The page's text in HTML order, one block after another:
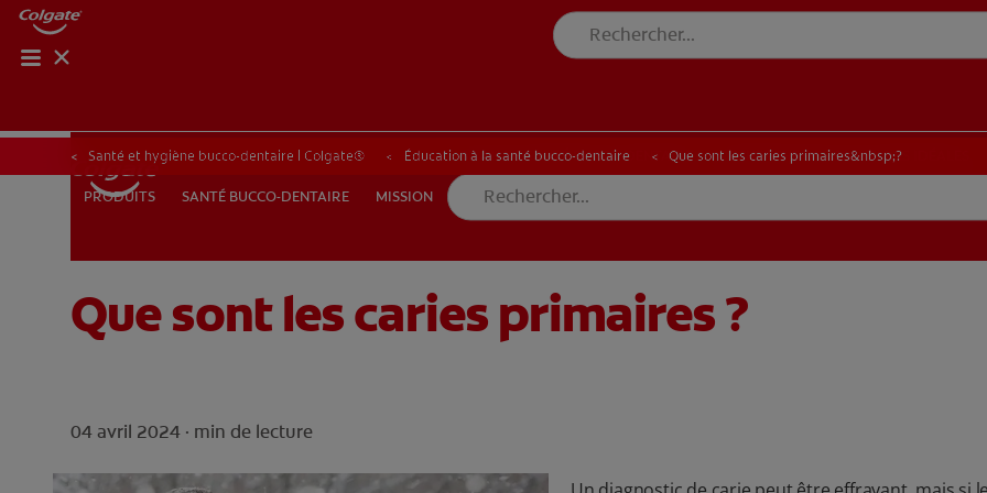
PRODUITS SANTÉ BUCCO-DENTAIRE
BE (FR)
PRODUITS SANTÉ BUCCO-DENTAIRE MISSION
BILAN DE SANTÉ BUCCO-DENTAIRE RECHERCHE DES SOLUTIONS IDÉALES
Santé et hygiène bucco-dentaire | Colgate® Éducation à la santé bucco-dentaire Que sont les caries primaires&nbsp;?
Que sont les caries primaires ?
04 avril 2024 · min de lecture